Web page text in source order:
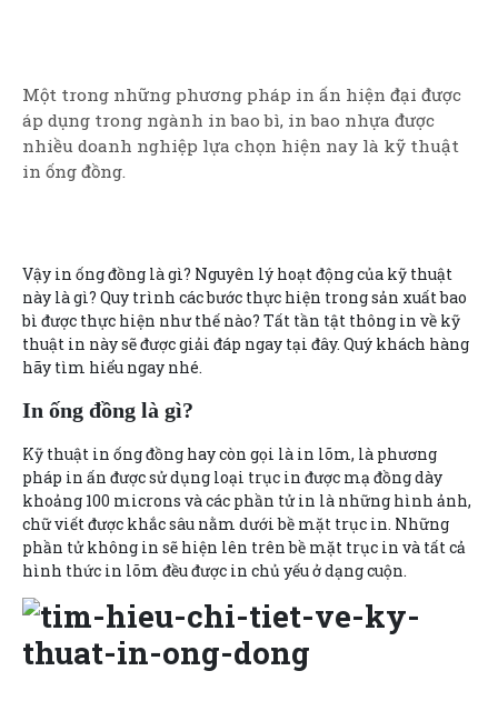
Một trong những phương pháp in ấn hiện đại được
áp dụng trong ngành in bao bì, in bao nhựa được
nhiều doanh nghiệp lựa chọn hiện nay là kỹ thuật
in ống đồng.
Vậy in ống đồng là gì? Nguyên lý hoạt động của kỹ thuật
này là gì? Quy trình các bước thực hiện trong sản xuất bao
bì được thực hiện như thế nào? Tất tần tật thông in về kỹ
thuật in này sẽ được giải đáp ngay tại đây. Quý khách hàng
hãy tìm hiểu ngay nhé.
In ống đồng là gì?
Kỹ thuật in ống đồng hay còn gọi là in lõm, là phương
pháp in ấn được sử dụng loại trục in được mạ đồng dày
khoảng 100 microns và các phần tử in là những hình ảnh,
chữ viết được khắc sâu nằm dưới bề mặt trục in. Những
phần tử không in sẽ hiện lên trên bề mặt trục in và tất cả
hình thức in lõm đều được in chủ yếu ở dạng cuộn.